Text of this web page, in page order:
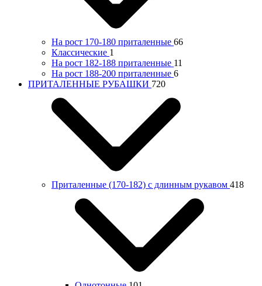
На рост 170-180 приталенные 66
Классические 1
На рост 182-188 приталенные 11
На рост 188-200 приталенные 6
ПРИТАЛЕННЫЕ РУБАШКИ 720
Приталенные (170-182) с длинным рукавом 418